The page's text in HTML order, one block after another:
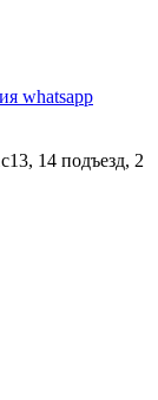
whatsapp
14 подъезд, 2